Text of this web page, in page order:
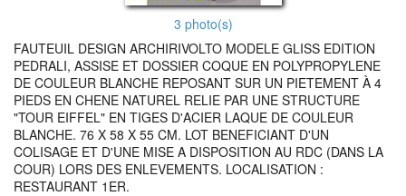
3 photo(s)
FAUTEUIL DESIGN ARCHIRIVOLTO MODELE GLISS EDITION
PEDRALI, ASSISE ET DOSSIER COQUE EN POLYPROPYLENE
DE COULEUR BLANCHE REPOSANT SUR UN PIETEMENT À 4
PIEDS EN CHENE NATUREL RELIE PAR UNE STRUCTURE
"TOUR EIFFEL" EN TIGES D'ACIER LAQUE DE COULEUR
BLANCHE. 76 X 58 X 55 CM. LOT BENEFICIANT D'UN
COLISAGE ET D'UNE MISE A DISPOSITION AU RDC (DANS LA
COUR) LORS DES ENLEVEMENTS. LOCALISATION :
RESTAURANT 1ER.